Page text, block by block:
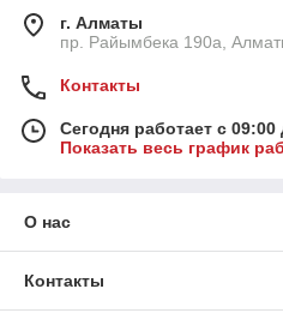
г. Алматы
пр. Райымбека 190а,
Контакты
Сегодня работает с 09:00
Показать весь график
О нас
Контакты